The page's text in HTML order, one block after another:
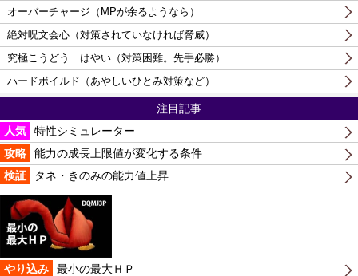
オーバーチャージ（MPが余るようなら）
絶対呪文会心（対策されていなければ脅威）
究極こうどう はやい（対策困難。先手必勝）
ハードボイルド（あやしいひとみ対策など）
注目記事
人気
特性シミュレーター
攻略
能力の成長上限値が変化する条件
検証
タネ・きのみの能力値上昇
やり込み 最小の最大ＨＰ